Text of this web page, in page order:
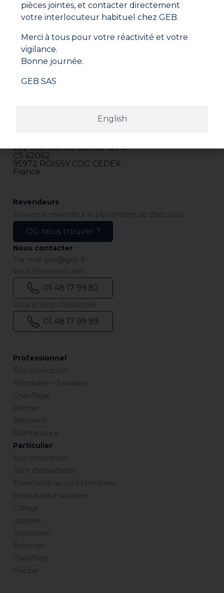
282 avenue du Bois de la Pie
CS 62062
95972 ROISSY CDG CEDEX
France
Professionnel
Eco-conception
Plomberie – Sanitaire
Chauffage
Piscine
Bâtiment
Maintenance
Particulier
Eco-conception
Joint d’étanchéité
Etanchéité raccord plomberie
Produit pour soudure
Collage
Isolation
Réparation
Entretien
Chauffage
Piscine
Revendeurs
Trouver le revendeur le plus proche de chez vous.
Où nous trouver ?
Nous contacter
Par mail geb@geb.fr
Vous êtes particulier
01 48 17 99 82
Vous êtes professionnel
01 48 17 99 99
English
pièces jointes, et contacter directement
votre interlocuteur habituel chez GEB.
Merci à tous pour votre réactivité et votre
vigilance.
Bonne journée.
GEB SAS